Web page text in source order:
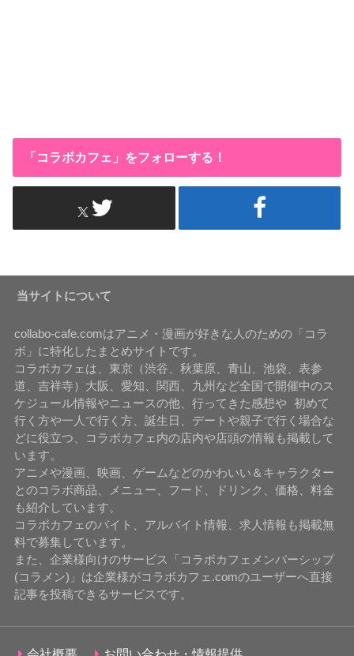
「コラボカフェ」をフォローする！
当サイトについて
collabo-cafe.comはアニメ・漫画が好きな人のための「コラ
ボ」に特化したまとめサイトです。
コラボカフェは、東京（渋谷、秋葉原、青山、池袋、表参
道、吉祥寺）大阪、愛知、関西、九州など全国で開催中のス
ケジュール情報やニュースの他、行ってきた感想や 初めて
行く方や一人で行く方、誕生日、デートや親子で行く場合な
どに役立つ、コラボカフェ内の店内や店頭の情報も掲載して
います。
アニメや漫画、映画、ゲームなどのかわいい＆キャラクター
とのコラボ商品、メニュー、フード、ドリンク、価格、料金
も紹介しています。
コラボカフェのバイト、アルバイト情報、求人情報も掲載無
料で募集しています。
また、企業様向けのサービス「コラボカフェメンバーシップ
(コラメン)」は企業様がコラボカフェ.comのユーザーへ直接
記事を投稿できるサービスです。